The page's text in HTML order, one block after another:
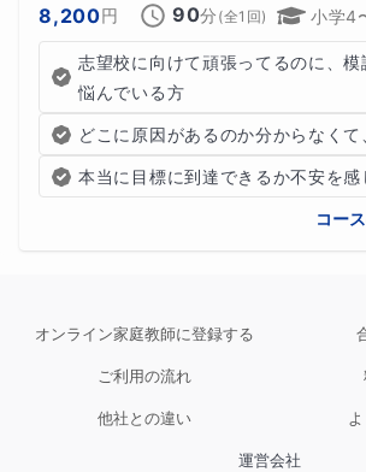
8,200円 90分 (全1 回) 小学4
志望校に向けて頑張ってるのに、
悩んでいる方
どこに原因があるのか分からなく
本当に目標に到達できるか不安を感
コー
オンライン家庭教師に登録する
ご利用の流れ
他社との違い
運営会社